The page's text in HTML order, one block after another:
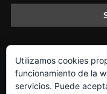
Política de Cookies
Utilizamos cookies
funcionamiento de la
servicios. Puede